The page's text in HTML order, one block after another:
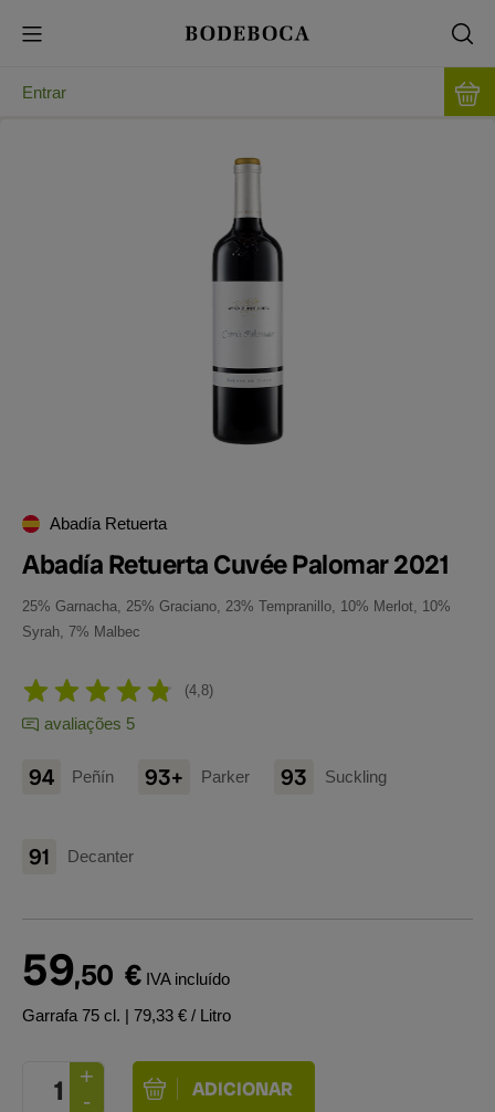
Entrar
Abadía Retuerta
Abadía Retuerta Cuvée Palomar 2021
25% Garnacha, 25% Graciano, 23% Tempranillo, 10% Merlot, 10%
Syrah, 7% Malbec
4,8
avaliações 5
94 Peñín 93+ Parker 93 Suckling
91 Decanter
59,50 € IVA incluído
Garrafa 75 cl. | 79,33 € / Litro